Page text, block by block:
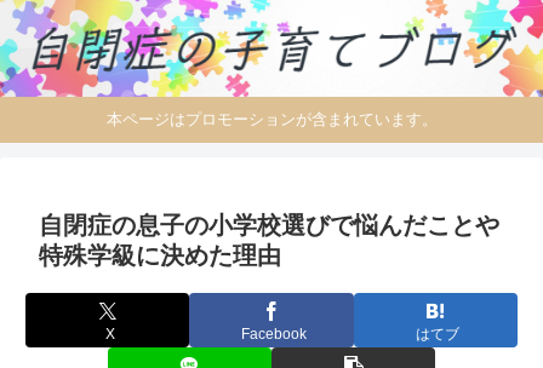
本ページはプロモーションが含まれています。
自閉症の息子の小学校選びで悩んだことや
特殊学級に決めた理由
X Facebook はてブ